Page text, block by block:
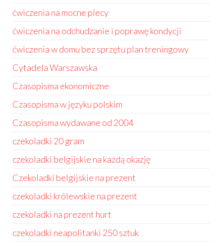
ćwiczenia na mocne plecy
ćwiczenia na odchudzanie i poprawę kondycji
ćwiczenia w domu bez sprzętu plan treningowy
Cytadela Warszawska
Czasopisma ekonomiczne
Czasopisma w języku polskim
Czasopisma wydawane od 2004
czekoladki 20 gram
czekoladki belgijskie na każdą okazję
Czekoladki belgijskie na prezent
czekoladki królewskie na prezent
czekoladki na prezent hurt
czekoladki neapolitanki 250 sztuk